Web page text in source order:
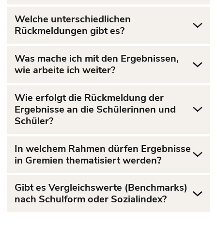
Welche unterschiedlichen
Rückmeldungen gibt es?
Was mache ich mit den Ergebnissen,
wie arbeite ich weiter?
Wie erfolgt die Rückmeldung der
Ergebnisse an die Schülerinnen und
Schüler?
In welchem Rahmen dürfen Ergebnisse
in Gremien thematisiert werden?
Gibt es Vergleichswerte (Benchmarks)
nach Schulform oder Sozialindex?